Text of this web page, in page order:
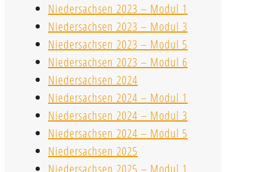
Niedersachsen 2023 – Modul 1
Niedersachsen 2023 – Modul 3
Niedersachsen 2023 – Modul 5
Niedersachsen 2023 – Modul 6
Niedersachsen 2024
Niedersachsen 2024 – Modul 1
Niedersachsen 2024 – Modul 3
Niedersachsen 2024 – Modul 5
Niedersachsen 2025
Niedersachsen 2025 – Modul 1